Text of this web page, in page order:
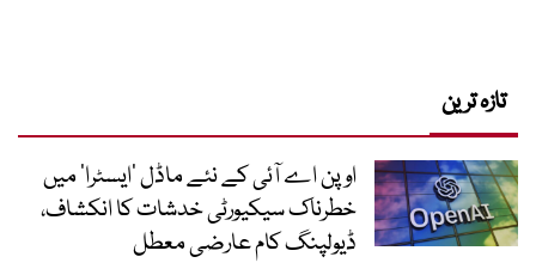
تازہ ترین
اوپن اے آئی کے نئے ماڈل ’ایسٹرا‘ میں
خطرناک سیکیورٹی خدشات کا انکشاف،
ڈیولپنگ کام عارضی معطل